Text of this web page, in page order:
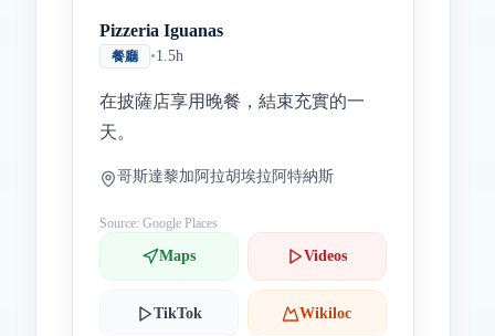
Pizzeria Iguanas
餐廳 •1.5h
在披薩店享用晚餐，結束充實的一
天。
哥斯達黎加阿拉胡埃拉阿特納斯
Source: Google Places
Maps Videos
TikTok Wikiloc